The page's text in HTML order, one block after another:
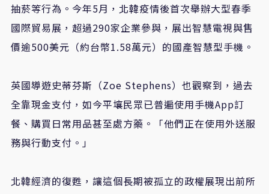
抽菸等行為。今年5月，北韓疫情後首次舉辦大型春季
國際貿易展，超過290家企業參與，展出智慧電視與售
價逾500美元（約台幣1.58萬元）的國產智慧型手機。
英國導遊史蒂芬斯（Zoe Stephens）也觀察到，過去
全靠現金支付，如今平壤民眾已普遍使用手機App訂
餐、購買日常用品甚至處方藥。「他們正在使用外送服
務與行動支付。」
北韓經濟的復甦，讓這個長期被孤立的政權展現出前所